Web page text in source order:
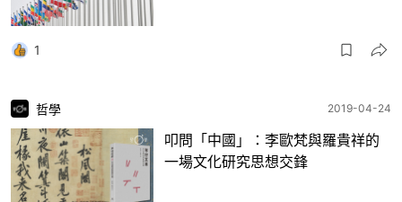
1
哲學 2019-04-24
叩問「中國」：李歐梵與羅貴祥的
一場文化研究思想交鋒